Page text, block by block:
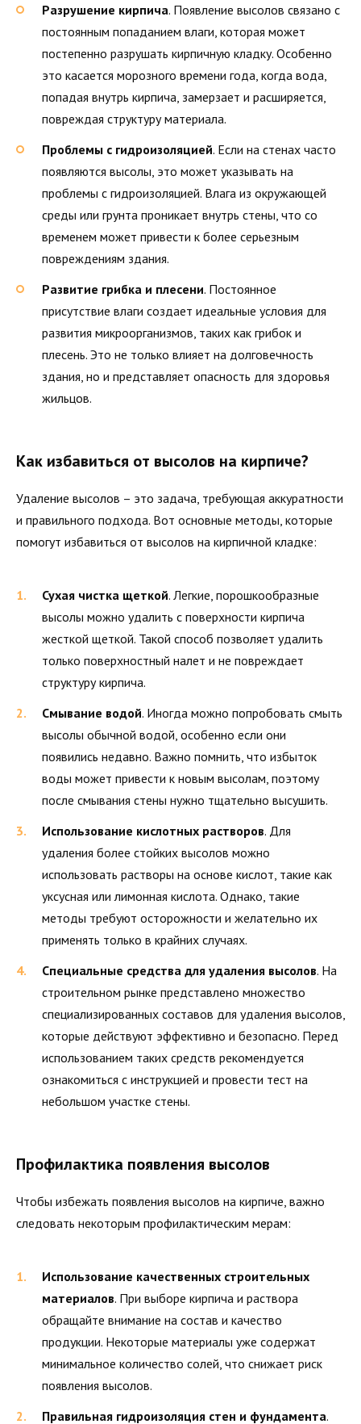
Разрушение кирпича. Появление высолов связано с
постоянным попаданием влаги, которая может
постепенно разрушать кирпичную кладку. Особенно
это касается морозного времени года, когда вода,
попадая внутрь кирпича, замерзает и расширяется,
повреждая структуру материала.
Проблемы с гидроизоляцией. Если на стенах часто
появляются высолы, это может указывать на
проблемы с гидроизоляцией. Влага из окружающей
среды или грунта проникает внутрь стены, что со
временем может привести к более серьезным
повреждениям здания.
Развитие грибка и плесени. Постоянное
присутствие влаги создает идеальные условия для
развития микроорганизмов, таких как грибок и
плесень. Это не только влияет на долговечность
здания, но и представляет опасность для здоровья
жильцов.
Как избавиться от высолов на кирпиче?
Удаление высолов – это задача, требующая аккуратности
и правильного подхода. Вот основные методы, которые
помогут избавиться от высолов на кирпичной кладке:
Сухая чистка щеткой. Легкие, порошкообразные
высолы можно удалить с поверхности кирпича
жесткой щеткой. Такой способ позволяет удалить
только поверхностный налет и не повреждает
структуру кирпича.
Смывание водой. Иногда можно попробовать смыть
высолы обычной водой, особенно если они
появились недавно. Важно помнить, что избыток
воды может привести к новым высолам, поэтому
после смывания стены нужно тщательно высушить.
Использование кислотных растворов. Для
удаления более стойких высолов можно
использовать растворы на основе кислот, такие как
уксусная или лимонная кислота. Однако, такие
методы требуют осторожности и желательно их
применять только в крайних случаях.
Специальные средства для удаления высолов. На
строительном рынке представлено множество
специализированных составов для удаления высолов,
которые действуют эффективно и безопасно. Перед
использованием таких средств рекомендуется
ознакомиться с инструкцией и провести тест на
небольшом участке стены.
Профилактика появления высолов
Чтобы избежать появления высолов на кирпиче, важно
следовать некоторым профилактическим мерам:
Использование качественных строительных
материалов. При выборе кирпича и раствора
обращайте внимание на состав и качество
продукции. Некоторые материалы уже содержат
минимальное количество солей, что снижает риск
появления высолов.
Правильная гидроизоляция стен и фундамента.